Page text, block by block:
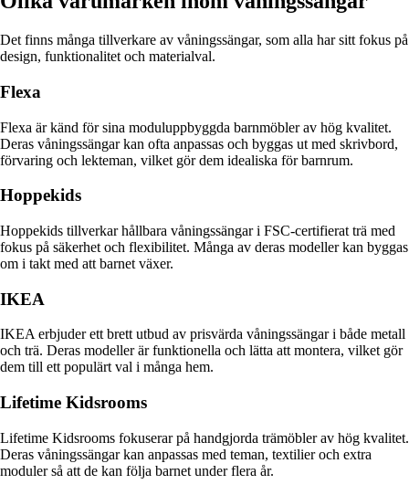
Det finns många tillverkare av våningssängar, som alla har sitt fokus på
design, funktionalitet och materialval.
Flexa
Flexa är känd för sina moduluppbyggda barnmöbler av hög kvalitet.
Deras våningssängar kan ofta anpassas och byggas ut med skrivbord,
förvaring och lekteman, vilket gör dem idealiska för barnrum.
Hoppekids
Hoppekids tillverkar hållbara våningssängar i FSC-certifierat trä med
fokus på säkerhet och flexibilitet. Många av deras modeller kan byggas
om i takt med att barnet växer.
IKEA
IKEA erbjuder ett brett utbud av prisvärda våningssängar i både metall
och trä. Deras modeller är funktionella och lätta att montera, vilket gör
dem till ett populärt val i många hem.
Lifetime Kidsrooms
Lifetime Kidsrooms fokuserar på handgjorda trämöbler av hög kvalitet.
Deras våningssängar kan anpassas med teman, textilier och extra
moduler så att de kan följa barnet under flera år.